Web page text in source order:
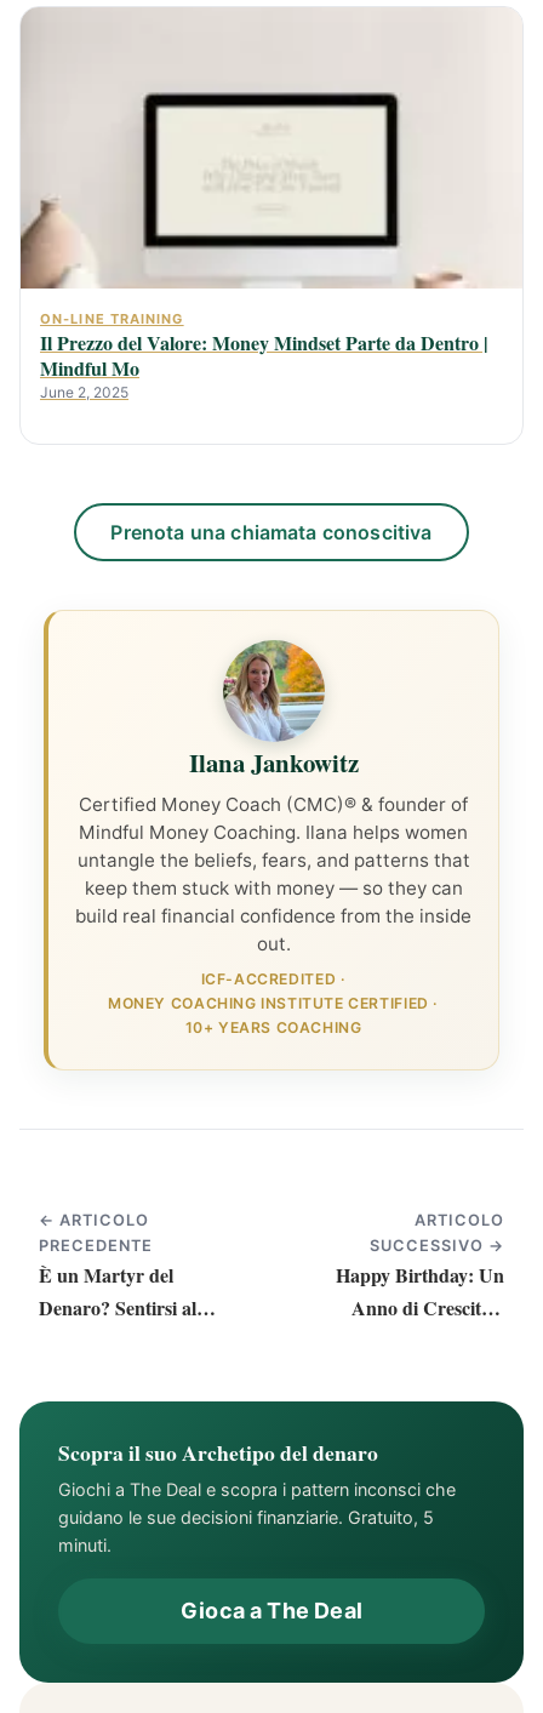
ON-LINE TRAINING
Il Prezzo del Valore: Money Mindset Parte da Dentro |
Mindful Mo
June 2, 2025
Prenota una chiamata conoscitiva
Ilana Jankowitz
Certified Money Coach (CMC)® & founder of
Mindful Money Coaching. Ilana helps women
untangle the beliefs, fears, and patterns that
keep them stuck with money — so they can
build real financial confidence from the inside
out.
ICF-ACCREDITED ·
MONEY COACHING INSTITUTE CERTIFIED ·
10+ YEARS COACHING
← ARTICOLO
PRECEDENTE
È un Martyr del
Denaro? Sentirsi al
ARTICOLO
SUCCESSIVO →
Happy Birthday: Un
Anno di Crescita e
Scopra il suo Archetipo del denaro
Giochi a The Deal e scopra i pattern inconsci che
guidano le sue decisioni finanziarie. Gratuito, 5
minuti.
Gioca a The Deal